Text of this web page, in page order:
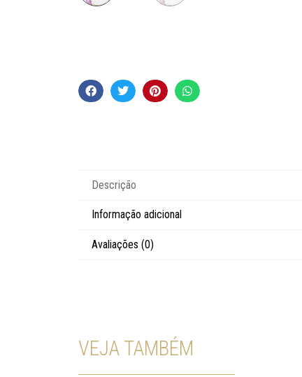
Descrição
Informação adicional
Avaliações (0)
VEJA TAMBÉM